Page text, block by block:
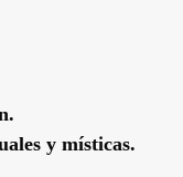
y místicas.